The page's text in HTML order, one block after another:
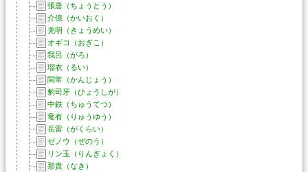
張唐（ちょうとう）
介億（かいおく）
羌明（きょうめい）
オギコ（おぎこ）
我呂（がろ）
瑠衣（るい）
関常（かんじょう）
豹司牙（ひょうしが）
中鉄（ちゅうてつ）
竜有（りゅうゆう）
岳雷（がくらい）
ゼノウ（ぜのう）
リン玉（りんぎょく）
那貴（なき）